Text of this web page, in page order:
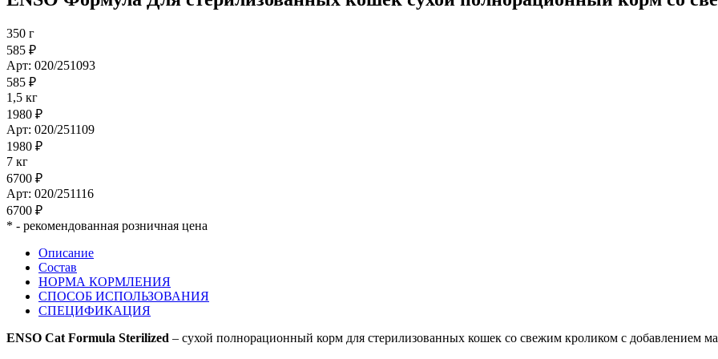
350 г
585 ₽
Арт: 020/251093
585 ₽
1,5 кг
1980 ₽
Арт: 020/251109
1980 ₽
7 кг
6700 ₽
Арт: 020/251116
6700 ₽
* - рекомендованная розничная цена
Описание
Состав
НОРМА КОРМЛЕНИЯ
СПОСОБ ИСПОЛЬЗОВАНИЯ
СПЕЦИФИКАЦИЯ
ENSO Cat Formula Sterilized – сухой полнорационный корм для стерилизованных кошек со свежим кроликом с добавлением